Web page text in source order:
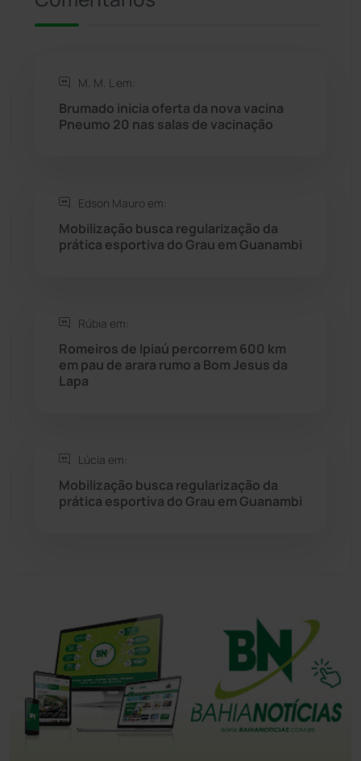
Riacho de Santana
Rio de Contas
Rio do Antônio
Saúde
Seabra (50)
Sítio do Mato
Sudoeste Baiano
M. M. L em:
Brumado inicia oferta da nova vacina
Pneumo 20 nas salas de vacinação
Edson Mauro em:
Mobilização busca regularização da
prática esportiva do Grau em Guanambi
Rúbia em:
Romeiros de Ipiaú percorrem 600 km
em pau de arara rumo a Bom Jesus da
Lapa
Lúcia em:
Mobilização busca regularização da
prática esportiva do Grau em Guanambi